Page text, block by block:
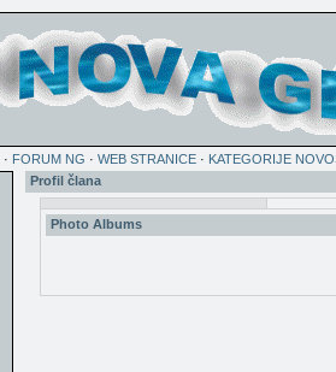
· FORUM NG · WEB STRANICE · KATEGORIJE
Profil člana
Photo Albums